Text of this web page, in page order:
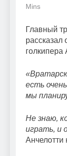
Mins
Главный
рассказал
есть
мы
Не знаю,
играть, и
Анчелотти